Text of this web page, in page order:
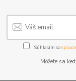
Súhlasím so
Môžete sa